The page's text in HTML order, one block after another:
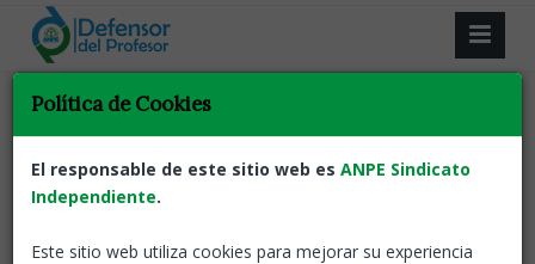
Resultado de la búsqueda.
Volver
privada para los institutos melillenses
Política de Cookies
El responsable de este sitio web es ANPE Sindicato
Independiente.
Este sitio web utiliza cookies para mejorar su experiencia